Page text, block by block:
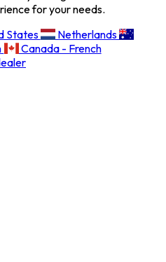
for your needs.
States
Netherlands
Canada - French